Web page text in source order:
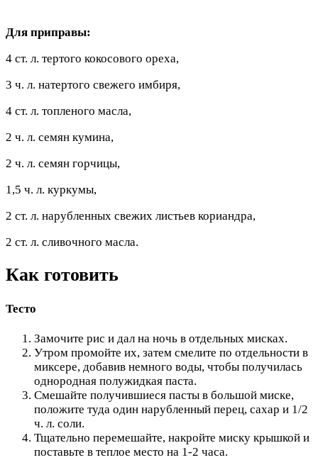
Для приправы:
4 ст. л. тертого кокосового ореха,
3 ч. л. натертого свежего имбиря,
4 ст. л. топленого масла,
2 ч. л. семян кумина,
2 ч. л. семян горчицы,
1,5 ч. л. куркумы,
2 ст. л. нарубленных свежих листьев кориандра,
2 ст. л. сливочного масла.
Как готовить
Тесто
Замочите рис и дал на ночь в отдельных мисках.
Утром промойте их, затем смелите по отдельности в
миксере, добавив немного воды, чтобы получилась
однородная полужидкая паста.
Смешайте получившиеся пасты в большой миске,
положите туда один нарубленный перец, сахар и 1/2
ч. л. соли.
Тщательно перемешайте, накройте миску крышкой и
поставьте в теплое место на 1-2 часа.